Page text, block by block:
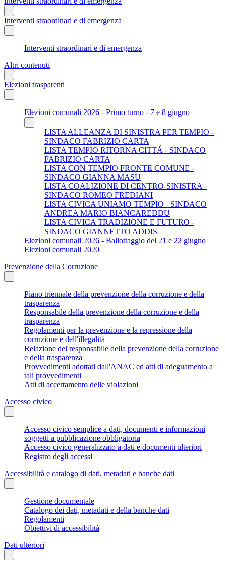
Interventi straordinari e di emergenza
Interventi straordinari e di emergenza
Altri contenuti
Elezioni trasparenti
Elezioni comunali 2026 - Primo turno - 7 e 8 giugno
LISTA ALLEANZA DI SINISTRA PER TEMPIO -
SINDACO FABRIZIO CARTA
LISTA TEMPIO RITORNA CITTÁ - SINDACO
FABRIZIO CARTA
LISTA CON TEMPIO FRONTE COMUNE -
SINDACO GIANNA MASU
LISTA COALIZIONE DI CENTRO-SINISTRA -
SINDACO ROMEO FREDIANI
LISTA CIVICA UNIAMO TEMPIO - SINDACO
ANDREA MARIO BIANCAREDDU
LISTA CIVICA TRADIZIONE E FUTURO -
SINDACO GIANNETTO ADDIS
Elezioni comunali 2026 - Ballottaggio del 21 e 22 giugno
Elezioni comunali 2020
Prevenzione della Corruzione
Piano triennale della prevenzione della corruzione e della
trasparenza
Responsabile della prevenzione della corruzione e della
trasparenza
Regolamenti per la prevenzione e la repressione della
corruzione e dell'illegalità
Relazione del responsabile della prevenzione della corruzione
e della trasparenza
Provvedimenti adottati dall'ANAC ed atti di adeguamento a
tali provvedimenti
Atti di accertamento delle violazioni
Accesso civico
Accesso civico semplice a dati, documenti e informazioni
soggetti a pubblicazione obbligatoria
Accesso civico generalizzato a dati e documenti ulteriori
Registro degli accessi
Accessibilità e catalogo di dati, metadati e banche dati
Gestione documentale
Catalogo dei dati, metadati e della banche dati
Regolamenti
Obiettivi di accessibilità
Dati ulteriori